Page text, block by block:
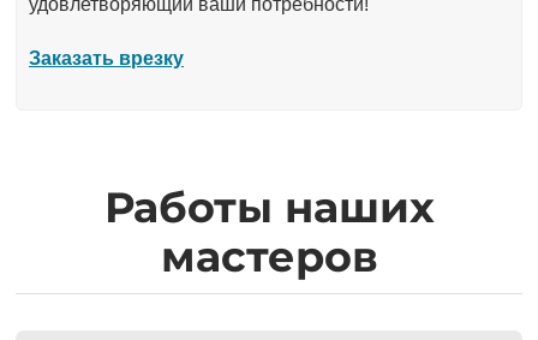
удовлетворяющий ваши потребности!
Заказать врезку
Работы наших
мастеров